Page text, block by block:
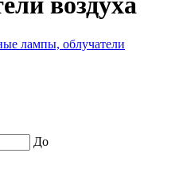
лампы, облучатели
До